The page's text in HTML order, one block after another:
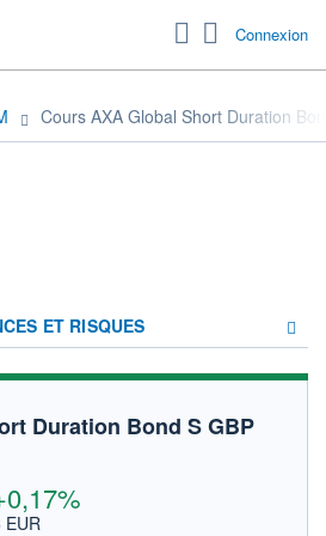
Connexion
Cours AXA Global Short Duration
ET RISQUES
FORUM
Duration Bond S GBP
EUR